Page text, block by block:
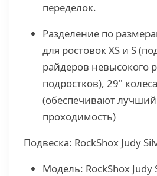
переделок.
Разделение по
для ростовок XS и S
райдеров невысокого
подростков), 29"
(обеспечивают лучший
проходимость)
Подвеска: RockShox Judy
Модель: RockShox Judy